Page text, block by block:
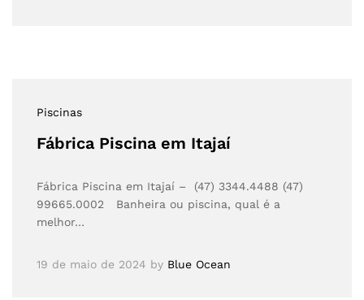
Piscinas
Fábrica Piscina em Itajaí
Fábrica Piscina em Itajaí – (47) 3344.4488 (47)
99665.0002 Banheira ou piscina, qual é a
melhor…
19 de maio de 2024 by Blue Ocean